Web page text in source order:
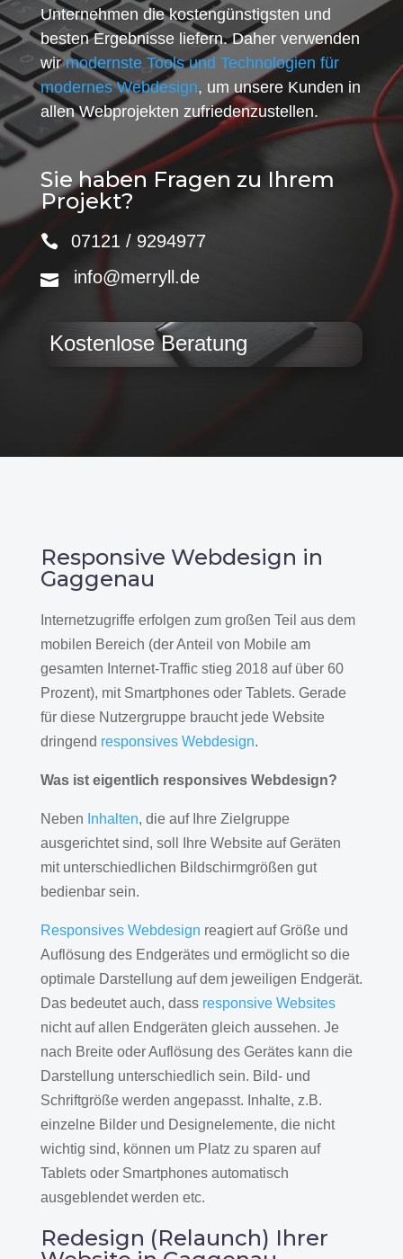
Unternehmen die kostengünstigsten und
besten Ergebnisse liefern. Daher verwenden
wirmodernste Tools und Technologien für
modernes Webdesign, um unsere Kunden in
allen Webprojekten zufriedenzustellen.
Sie haben Fragen zu Ihrem
Projekt?
07121 / 9294977
info@merryll.de
Kostenlose Beratung
Responsive Webdesign in
Gaggenau
Internetzugriffe erfolgen zum großen Teil aus dem
mobilen Bereich (der Anteil von Mobile am
gesamten Internet-Traffic stieg 2018 auf über 60
Prozent), mit Smartphones oder Tablets. Gerade
für diese Nutzergruppe braucht jede Website
dringend responsives Webdesign.
Was ist eigentlich responsives Webdesign?
Neben Inhalten, die auf Ihre Zielgruppe
ausgerichtet sind, soll Ihre Website auf Geräten
mit unterschiedlichen Bildschirmgrößen gut
bedienbar sein.
Responsives Webdesign reagiert auf Größe und
Auflösung des Endgerätes und ermöglicht so die
optimale Darstellung auf dem jeweiligen Endgerät.
Das bedeutet auch, dass responsive Websites
nicht auf allen Endgeräten gleich aussehen. Je
nach Breite oder Auflösung des Gerätes kann die
Darstellung unterschiedlich sein. Bild- und
Schriftgröße werden angepasst. Inhalte, z.B.
einzelne Bilder und Designelemente, die nicht
wichtig sind, können um Platz zu sparen auf
Tablets oder Smartphones automatisch
ausgeblendet werden etc.
Redesign (Relaunch) Ihrer